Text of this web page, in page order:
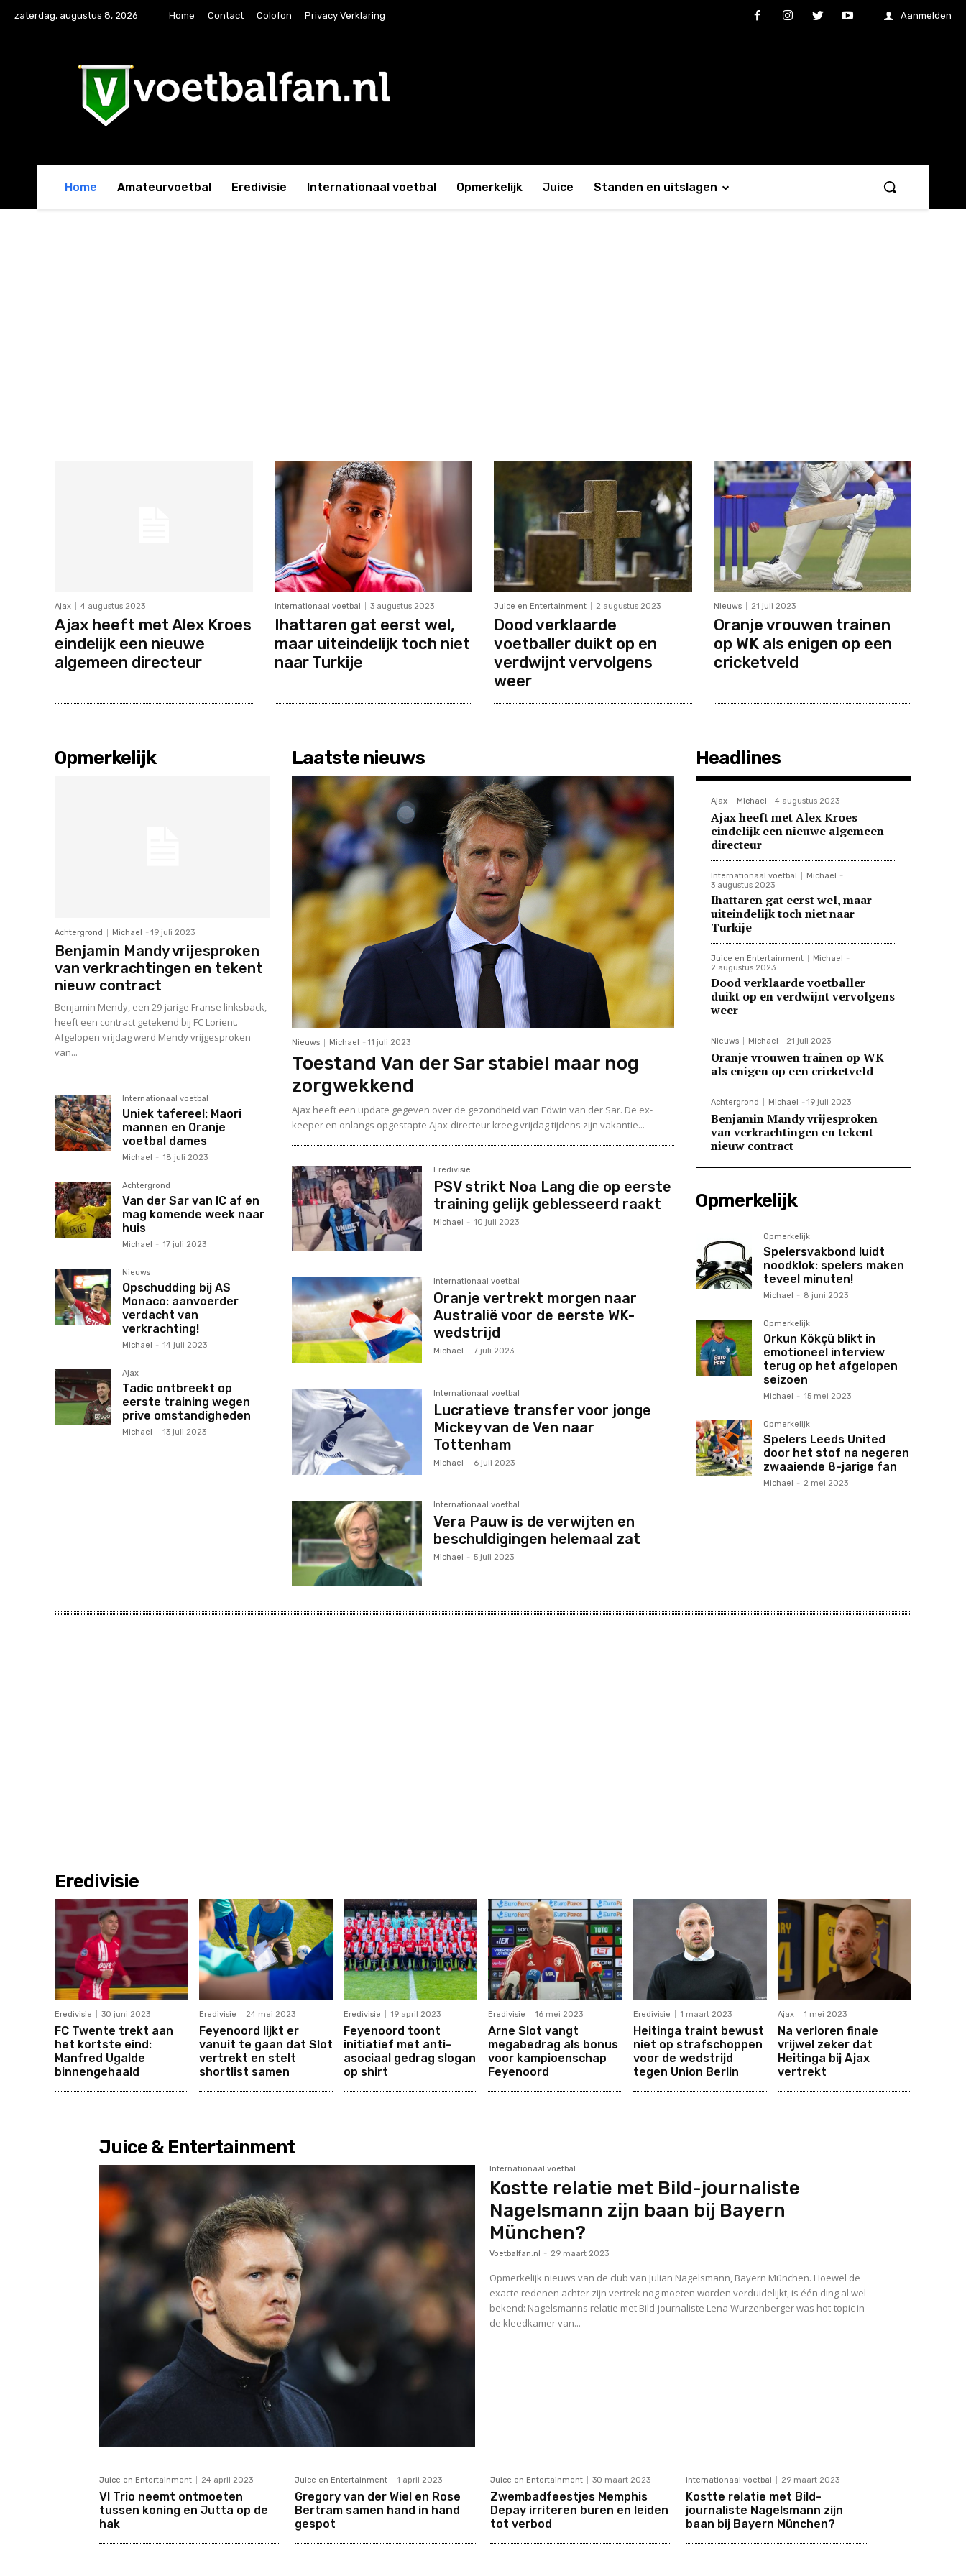
zaterdag, augustus 8, 2026 Home Contact Colofon Privacy Verklaring Aanmelden
Home Amateurvoetbal Eredivisie Internationaal voetbal Opmerkelijk Juice Standen en uitslagen
Ajax 4 augustus 2023
Ajax heeft met Alex Kroes
eindelijk een nieuwe
algemeen directeur
Internationaal voetbal 3 augustus 2023
Ihattaren gat eerst wel,
maar uiteindelijk toch niet
naar Turkije
Juice en Entertainment 2 augustus 2023
Dood verklaarde
voetballer duikt op en
verdwijnt vervolgens
weer
Nieuws 21 juli 2023
Oranje vrouwen trainen
op WK als enigen op een
cricketveld
Opmerkelijk
Achtergrond Michael - 19 juli 2023
Benjamin Mandy vrijesproken
van verkrachtingen en tekent
nieuw contract
Benjamin Mendy, een 29-jarige Franse linksback,
heeft een contract getekend bij FC Lorient.
Afgelopen vrijdag werd Mendy vrijgesproken
van...
Internationaal voetbal
Uniek tafereel: Maori
mannen en Oranje
voetbal dames
Michael - 18 juli 2023
Achtergrond
Van der Sar van IC af en
mag komende week naar
huis
Michael - 17 juli 2023
Nieuws
Opschudding bij AS
Monaco: aanvoerder
verdacht van
verkrachting!
Michael - 14 juli 2023
Ajax
Tadic ontbreekt op
eerste training wegen
prive omstandigheden
Michael - 13 juli 2023
Laatste nieuws
Nieuws Michael - 11 juli 2023
Toestand Van der Sar stabiel maar nog
zorgwekkend
Ajax heeft een update gegeven over de gezondheid van Edwin van der Sar. De ex-
keeper en onlangs opgestapte Ajax-directeur kreeg vrijdag tijdens zijn vakantie...
Eredivisie
PSV strikt Noa Lang die op eerste
training gelijk geblesseerd raakt
Michael - 10 juli 2023
Internationaal voetbal
Oranje vertrekt morgen naar
Australië voor de eerste WK-
wedstrijd
Michael - 7 juli 2023
Internationaal voetbal
Lucratieve transfer voor jonge
Mickey van de Ven naar
Tottenham
Michael - 6 juli 2023
Internationaal voetbal
Vera Pauw is de verwijten en
beschuldigingen helemaal zat
Michael - 5 juli 2023
Headlines
Ajax Michael - 4 augustus 2023
Ajax heeft met Alex Kroes
eindelijk een nieuwe algemeen
directeur
Internationaal voetbal Michael -
3 augustus 2023
Ihattaren gat eerst wel, maar
uiteindelijk toch niet naar
Turkije
Juice en Entertainment Michael -
2 augustus 2023
Dood verklaarde voetballer
duikt op en verdwijnt vervolgens
weer
Nieuws Michael - 21 juli 2023
Oranje vrouwen trainen op WK
als enigen op een cricketveld
Achtergrond Michael - 19 juli 2023
Benjamin Mandy vrijesproken
van verkrachtingen en tekent
nieuw contract
Opmerkelijk
Opmerkelijk
Spelersvakbond luidt
noodklok: spelers maken
teveel minuten!
Michael - 8 juni 2023
Opmerkelijk
Orkun Kökçü blikt in
emotioneel interview
terug op het afgelopen
seizoen
Michael - 15 mei 2023
Opmerkelijk
Spelers Leeds United
door het stof na negeren
zwaaiende 8-jarige fan
Michael - 2 mei 2023
Eredivisie
Eredivisie 30 juni 2023
FC Twente trekt aan
het kortste eind:
Manfred Ugalde
binnengehaald
Eredivisie 24 mei 2023
Feyenoord lijkt er
vanuit te gaan dat Slot
vertrekt en stelt
shortlist samen
Eredivisie 19 april 2023
Feyenoord toont
initiatief met anti-
asociaal gedrag slogan
op shirt
Eredivisie 16 mei 2023
Arne Slot vangt
megabedrag als bonus
voor kampioenschap
Feyenoord
Eredivisie 1 maart 2023
Heitinga traint bewust
niet op strafschoppen
voor de wedstrijd
tegen Union Berlin
Ajax 1 mei 2023
Na verloren finale
vrijwel zeker dat
Heitinga bij Ajax
vertrekt
Juice & Entertainment
Internationaal voetbal
Kostte relatie met Bild-journaliste
Nagelsmann zijn baan bij Bayern
München?
Voetbalfan.nl - 29 maart 2023
Opmerkelijk nieuws van de club van Julian Nagelsmann, Bayern München. Hoewel de
exacte redenen achter zijn vertrek nog moeten worden verduidelijkt, is één ding al wel
bekend: Nagelsmanns relatie met Bild-journaliste Lena Wurzenberger was hot-topic in
de kleedkamer van...
Juice en Entertainment 24 april 2023
VI Trio neemt ontmoeten
tussen koning en Jutta op de
hak
Juice en Entertainment 1 april 2023
Gregory van der Wiel en Rose
Bertram samen hand in hand
gespot
Juice en Entertainment 30 maart 2023
Zwembadfeestjes Memphis
Depay irriteren buren en leiden
tot verbod
Internationaal voetbal 29 maart 2023
Kostte relatie met Bild-
journaliste Nagelsmann zijn
baan bij Bayern München?